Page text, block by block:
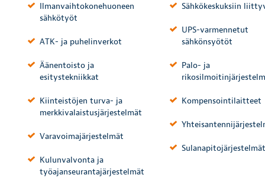
Ilmanvaihtokonehuoneen
sähkötyöt
ATK- ja puhelinverkot
Äänentoisto ja
esitystekniikkat
Kiinteistöjen turva- ja
merkkivalaistusjärjestelmät
Varavoimajärjestelmät
Kulunvalvonta ja
työajanseurantajärjestelmät
Sähkökeskuksiin
UPS-varmennetut
sähkönsyötöt
Palo- ja
Kompensointilaitteet
Sulanapitojärjestelmät